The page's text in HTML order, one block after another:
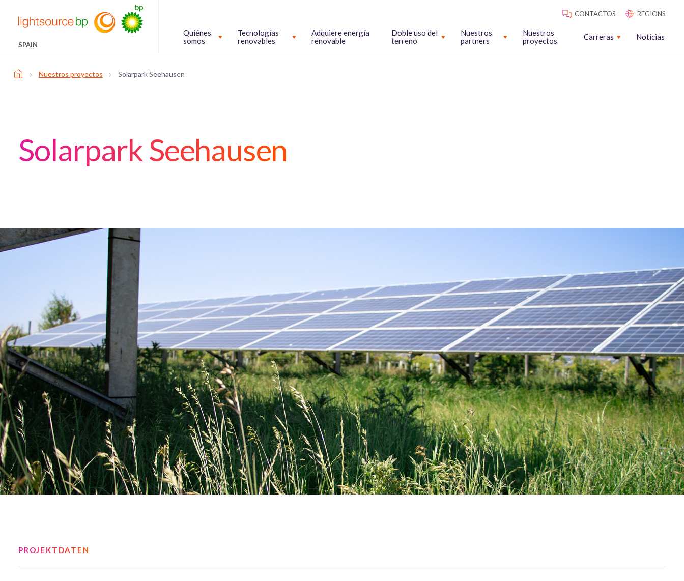
SPAIN
CONTACTOS REGIONS
Quiénes
somos
Tecnologías
renovables
Adquiere energía
renovable
Doble uso del
terreno
Nuestros
partners
Nuestros
proyectos
Carreras Noticias
› Nuestros proyectos › Solarpark Seehausen
Solarpark Seehausen
PROJEKTDATEN